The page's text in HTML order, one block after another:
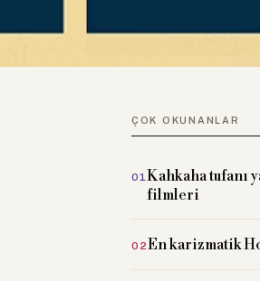
ÇOK OKUNANLAR
Kahkaha tufanı
filmleri
En karizmatik